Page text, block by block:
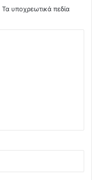
Τα υποχρεωτικά πεδία